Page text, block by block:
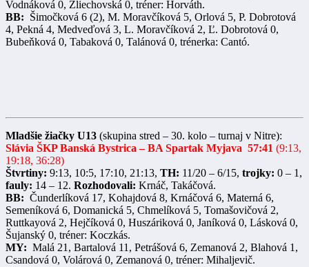
Vodnáková 0, Zliechovská 0, tréner: Horváth.
BB: Šimočková 6 (2), M. Moravčíková 5, Orlová 5, P. Dobrotová
4, Pekná 4, Medveďová 3, L. Moravčíková 2, Ľ. Dobrotová 0,
Bubeňková 0, Tabaková 0, Talánová 0, trénerka: Cantó.
Mladšie žiačky U13 (skupina stred – 30. kolo – turnaj v Nitre):
Slávia ŠKP Banská Bystrica – BA Spartak Myjava 57:41 (9:13,
19:18, 36:28)
Štvrtiny: 9:13, 10:5, 17:10, 21:13, TH: 11/20 – 6/15, trojky: 0 – 1,
fauly: 14 – 12. Rozhodovali: Krnáč, Takáčová.
BB: Čunderlíková 17, Kohajdová 8, Krnáčová 6, Materná 6,
Semeníková 6, Domanická 5, Chmelíková 5, Tomašovičová 2,
Ruttkayová 2, Hejčíková 0, Huszáriková 0, Janíková 0, Lásková 0,
Šujanský 0, tréner: Koczkás.
MY: Malá 21, Bartalová 11, Petrášová 6, Zemanová 2, Blahová 1,
Csandová 0, Volárová 0, Zemanová 0, tréner: Mihaljevič.